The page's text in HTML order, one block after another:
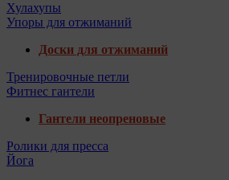
Хулахупы
Упоры для отжиманий
Доски для отжиманий
Тренировочные петли
Фитнес гантели
Гантели неопреновые
Ролики для пресса
Йога